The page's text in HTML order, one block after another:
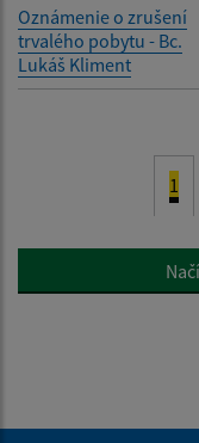
Oznámenie o zrušení
trvalého pobytu - Bc.
Lukáš Kliment
1